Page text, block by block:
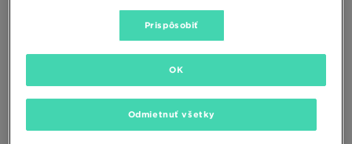
15,00 €
Prispôsobiť
Odmietnuť všetky
OK